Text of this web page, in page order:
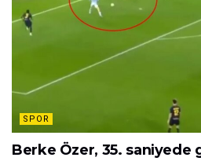
SPOR
Berke Özer, 35. saniyede